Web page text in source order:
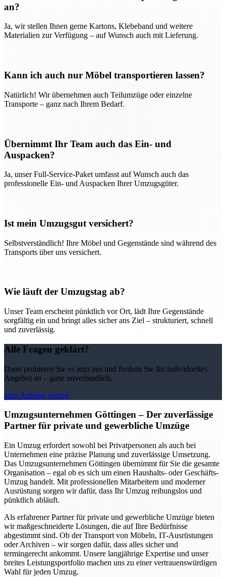
an?
Ja, wir stellen Ihnen gerne Kartons, Klebeband und weitere
Materialien zur Verfügung – auf Wunsch auch mit Lieferung.
Kann ich auch nur Möbel transportieren lassen?
Natürlich! Wir übernehmen auch Teilumzüge oder einzelne
Transporte – ganz nach Ihrem Bedarf.
Übernimmt Ihr Team auch das Ein- und
Auspacken?
Ja, unser Full-Service-Paket umfasst auf Wunsch auch das
professionelle Ein- und Auspacken Ihrer Umzugsgüter.
Ist mein Umzugsgut versichert?
Selbstverständlich! Ihre Möbel und Gegenstände sind während des
Transports über uns versichert.
Wie läuft der Umzugstag ab?
Unser Team erscheint pünktlich vor Ort, lädt Ihre Gegenstände
sorgfältig ein und bringt alles sicher ans Ziel – strukturiert, schnell
und zuverlässig.
Alle Fragen geklärt?
Dann probieren Sie es jetzt aus und fordern Sie Ihr individuelles
Angebot an – ganz unverbindlich.
Jetzt Anfrage starten
Umzugsunternehmen Göttingen – Der zuverlässige
Partner für private und gewerbliche Umzüge
Ein Umzug erfordert sowohl bei Privatpersonen als auch bei
Unternehmen eine präzise Planung und zuverlässige Umsetzung.
Das Umzugsunternehmen Göttingen übernimmt für Sie die gesamte
Organisation – egal ob es sich um einen Haushalts- oder Geschäfts-
Umzug handelt. Mit professionellen Mitarbeitern und moderner
Ausrüstung sorgen wir dafür, dass Ihr Umzug reibungslos und
pünktlich abläuft.
Als erfahrener Partner für private und gewerbliche Umzüge bieten
wir maßgeschneiderte Lösungen, die auf Ihre Bedürfnisse
abgestimmt sind. Ob der Transport von Möbeln, IT-Ausrüstungen
oder Archiven – wir sorgen dafür, dass alles sicher und
termingerecht ankommt. Unsere langjährige Expertise und unser
breites Leistungsportfolio machen uns zu einer vertrauenswürdigen
Wahl für jeden Umzug.